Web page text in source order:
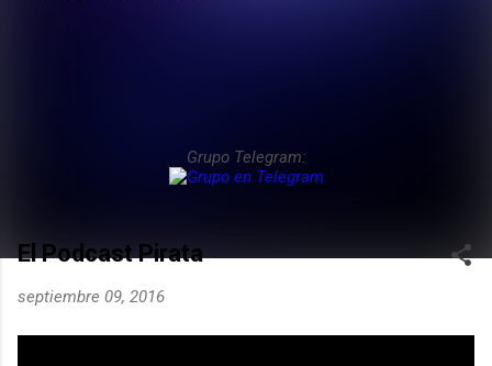
Grupo Telegram:
El Podcast Pirata
septiembre 09, 2016